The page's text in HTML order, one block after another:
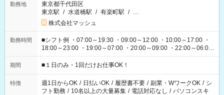
勤務地
東京都千代田区
東京駅 / 水道橋駅 / 有楽町駅 / …
株式会社マッシュ
勤務時間
■シフト例 ・07:00～19:30 ・09:00～12:00 ・10:00～17:00 ・
18:00～23:00 ・19:00～07:00 ・20:00～09:00 ・22:00～06:00
etc ★最短で3時間で5,120円のお仕事から 15時間で2万円近く稼
げるお仕事も！ ご希望のお時間に合わせてご紹介！ ※シフトは
ください！
期間 ■１日のみ・1回だけお仕事OK！
特徴 週1日からOK / 日払いOK / 履歴書不要 / 副業・WワークOK / シ
フト勤務 / 10名以上の大量募集 / 電話対応なし / パソコンスキ